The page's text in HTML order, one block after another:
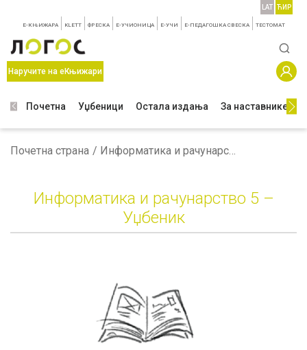
E-КЊИЖАРА KLETT ФРЕСКА E-УЧИОНИЦА E-УЧИ Е-ПЕДАГОШКА СВЕСКА TЕСТОМАТ
LAT ЋИР
Наручите на еКњижари
Почетна Уџбеници Остала издања За наставнике
Почетна страна Информатика и рачунарство 5 – Уџбеник
Информатика и рачунарство 5 –
Уџбеник